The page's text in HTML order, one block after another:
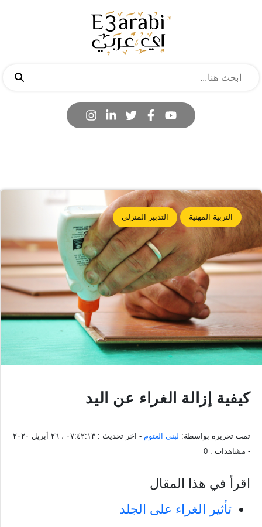
التربية المهنية التدبير المنزلي
كيفية إزالة الغراء عن اليد
تمت تحريره بواسطة: لبنى العتوم - اخر تحديث : ٠٧:٤٢:١٣ ، ٢٦ أبريل ٢٠٢٠
- مشاهدات : 0
اقرأ في هذا المقال
تأثير الغراء على الجلد